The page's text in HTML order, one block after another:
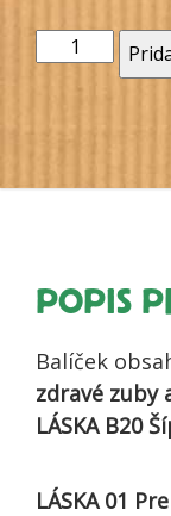
množstvo
Zuby
zvýhodnený
POPIS
Balíček
zdravé zuby
LÁSKA B20
LÁSKA 01